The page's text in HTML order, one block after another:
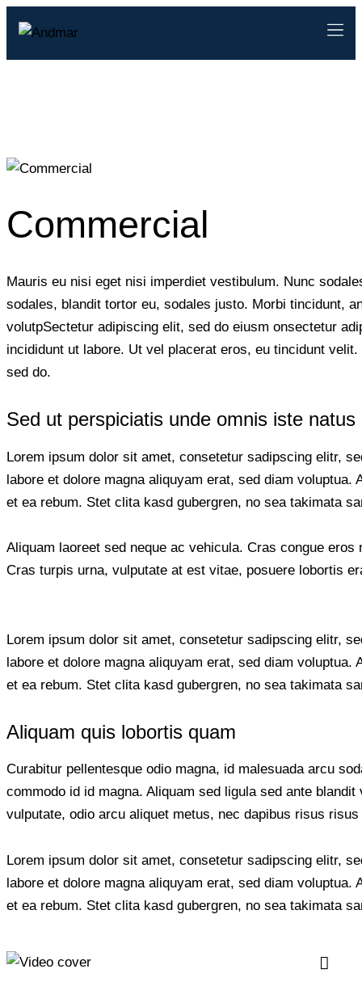
Commercial
Mauris eu nisi eget nisi imperdiet vestibulum. Nunc
sodales, blandit tortor eu, sodales justo. Morbi tincidunt,
volutpSectetur adipiscing elit, sed do eiusm onsectetur
incididunt ut labore. Ut vel placerat eros, eu tincidunt
sed do.
Sed ut perspiciatis unde omnis iste natus
Lorem ipsum dolor sit amet, consetetur sadipscing elitr,
labore et dolore magna aliquyam erat, sed diam
et ea rebum. Stet clita kasd gubergren, no sea takimata
Aliquam laoreet sed neque ac vehicula. Cras congue
Cras turpis urna, vulputate at est vitae, posuere lobortis
Lorem ipsum dolor sit amet, consetetur sadipscing elitr,
labore et dolore magna aliquyam erat, sed diam
et ea rebum. Stet clita kasd gubergren, no sea takimata
Aliquam quis lobortis quam
Curabitur pellentesque odio magna, id malesuada arcu
commodo id id magna. Aliquam sed ligula sed ante
vulputate, odio arcu aliquet metus, nec dapibus risus
Lorem ipsum dolor sit amet, consetetur sadipscing elitr,
labore et dolore magna aliquyam erat, sed diam
et ea rebum. Stet clita kasd gubergren, no sea takimata